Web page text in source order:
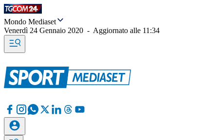
Mondo Mediaset
Venerdì 24 Gennaio 2020 - Aggiornato alle 11:34